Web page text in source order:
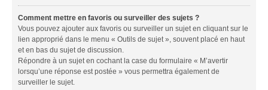
Comment mettre en favoris ou surveiller des sujets ?
Vous pouvez ajouter aux favoris ou surveiller un sujet en cliquant sur le
lien approprié dans le menu « Outils de sujet », souvent placé en haut
et en bas du sujet de discussion.
Répondre à un sujet en cochant la case du formulaire « M’avertir
lorsqu’une réponse est postée » vous permettra également de
surveiller le sujet.